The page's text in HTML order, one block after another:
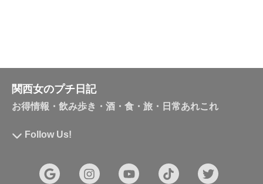
関西女のプチ日記
お得情報・飲み歩き・酒・食・旅・日常あれこれ
Follow Us!